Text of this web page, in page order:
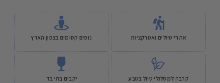
אתרי טיולים ואטרקציות נופים קסומים בצפון הארץ
קרבה למסלולי טיול בטבע יקבים בתי בד